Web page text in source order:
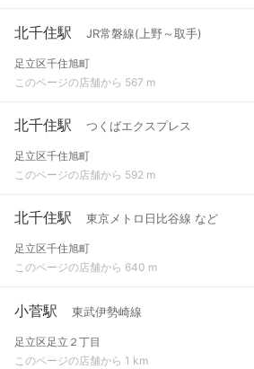
北千住駅 JR常磐線(上野～取手)
足立区千住旭町
このページの店舗から 567 m
北千住駅 つくばエクスプレス
足立区千住旭町
このページの店舗から 592 m
北千住駅 東京メトロ日比谷線 など
足立区千住旭町
このページの店舗から 640 m
小菅駅 東武伊勢崎線
足立区足立２丁目
このページの店舗から 1 km